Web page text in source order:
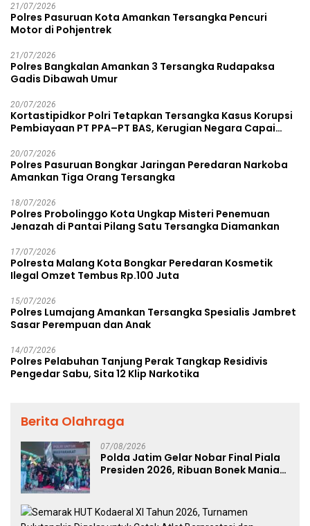
21/07/2026
Polres Pasuruan Kota Amankan Tersangka Pencuri
Motor di Pohjentrek
21/07/2026
Polres Bangkalan Amankan 3 Tersangka Rudapaksa
Gadis Dibawah Umur
20/07/2026
Kortastipidkor Polri Tetapkan Tersangka Kasus Korupsi
Pembiayaan PT PPA–PT BAS, Kerugian Negara Capai
20/07/2026
Polres Pasuruan Bongkar Jaringan Peredaran Narkoba
Amankan Tiga Orang Tersangka
18/07/2026
Polres Probolinggo Kota Ungkap Misteri Penemuan
Jenazah di Pantai Pilang Satu Tersangka Diamankan
17/07/2026
Polresta Malang Kota Bongkar Peredaran Kosmetik
Ilegal Omzet Tembus Rp.100 Juta
15/07/2026
Polres Lumajang Amankan Tersangka Spesialis Jambret
Sasar Perempuan dan Anak
14/07/2026
Polres Pelabuhan Tanjung Perak Tangkap Residivis
Pengedar Sabu, Sita 12 Klip Narkotika
Berita Olahraga
07/08/2026
Polda Jatim Gelar Nobar Final Piala
Presiden 2026, Ribuan Bonek Mania